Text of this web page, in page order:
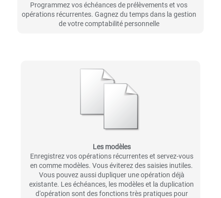
Programmez vos échéances de prélèvements et vos
opérations récurrentes. Gagnez du temps dans la gestion
de votre comptabilité personnelle
Les modèles
Enregistrez vos opérations récurrentes et servez-vous
en comme modèles. Vous éviterez des saisies inutiles.
Vous pouvez aussi dupliquer une opération déjà
existante. Les échéances, les modèles et la duplication
d'opération sont des fonctions très pratiques pour